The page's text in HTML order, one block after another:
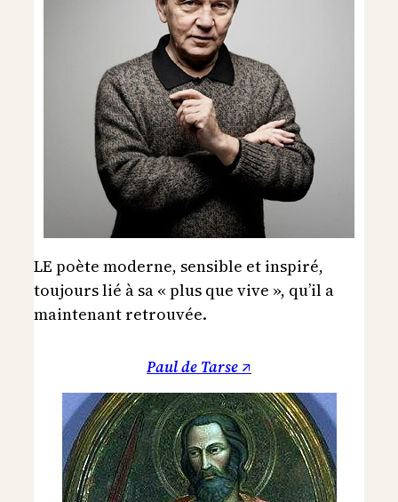
LE poète moderne, sensible et inspiré,
toujours lié à sa « plus que vive », qu’il a
maintenant retrouvée.
Paul de Tarse ↗